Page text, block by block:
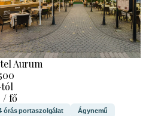
Aurum
/ fő
órás portaszolgálat Ágynemű